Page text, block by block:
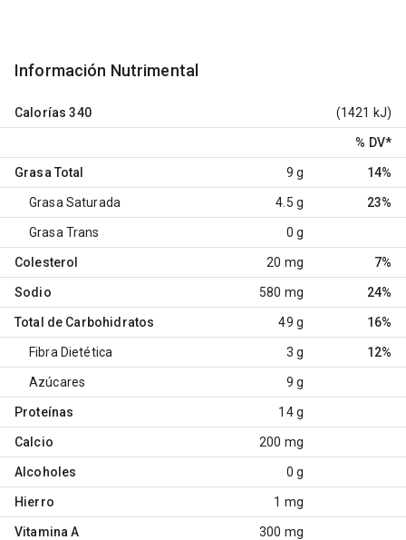
Información Nutrimental
Calorías 340 (1421 kJ)
% DV*
Grasa Total 9 g 14%
Grasa Saturada 4.5 g 23%
Grasa Trans 0 g
Colesterol 20 mg 7%
Sodio 580 mg 24%
Total de Carbohidratos 49 g 16%
Fibra Dietética 3 g 12%
Azúcares 9 g
Proteínas 14 g
Calcio 200 mg
Alcoholes 0 g
Hierro 1 mg
Vitamina A 300 mg